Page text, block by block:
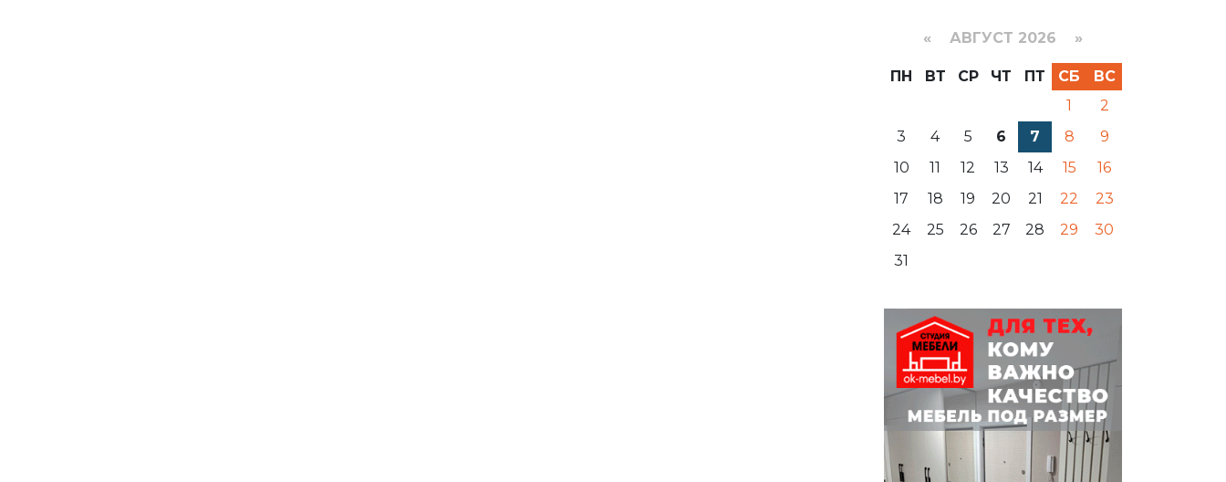
« АВГУСТ 2026 »
ПН ВТ СР ЧТ ПТ СБ
ВС
1
2
3
4 5 6 7 8
9
10
11 12 13 14 15
16
17
18 19 20 21 22
23
24
25 26 27 28 29
30
31